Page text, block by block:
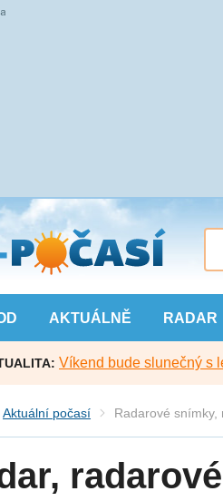
AKTUÁLNĚ RADAR
Víkend bude slunečný s
Aktuální počasí Radarové snímky,